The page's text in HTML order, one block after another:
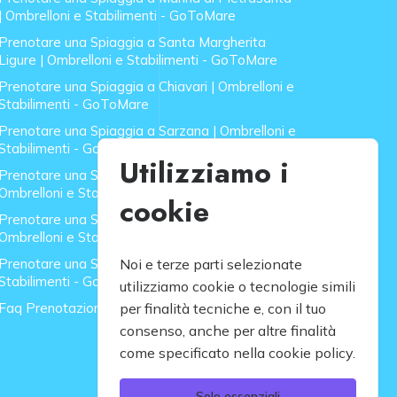
Ombrelloni e Stabilimenti - GoToMare
una Spiaggia a Santa Margherita
| Ombrelloni e Stabilimenti - GoToMare
una Spiaggia a Chiavari | Ombrelloni e
- GoToMare
una Spiaggia a Sarzana | Ombrelloni e
- GoToMare
una Spiaggia a Forte dei Marmi |
e Stabilimenti - GoToMare
una Spiaggia a Lido di Camaiore |
e Stabilimenti - GoToMare
una Spiaggia a Rapallo | Ombrelloni e
- GoToMare
Prenotazione Spiagge
Utilizziamo i
cookie
Noi e terze parti selezionate
utilizziamo cookie o tecnologie simili
per finalità tecniche e, con il tuo
consenso, anche per altre finalità
come specificato nella cookie policy.